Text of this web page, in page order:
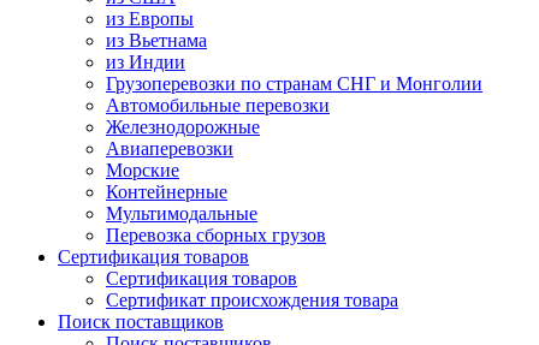
из Европы
из Вьетнама
из Индии
Грузоперевозки по странам СНГ и Монголии
Автомобильные перевозки
Железнодорожные
Авиаперевозки
Морские
Контейнерные
Мультимодальные
Перевозка сборных грузов
Сертификация товаров
Сертификация товаров
Сертификат происхождения товара
Поиск поставщиков